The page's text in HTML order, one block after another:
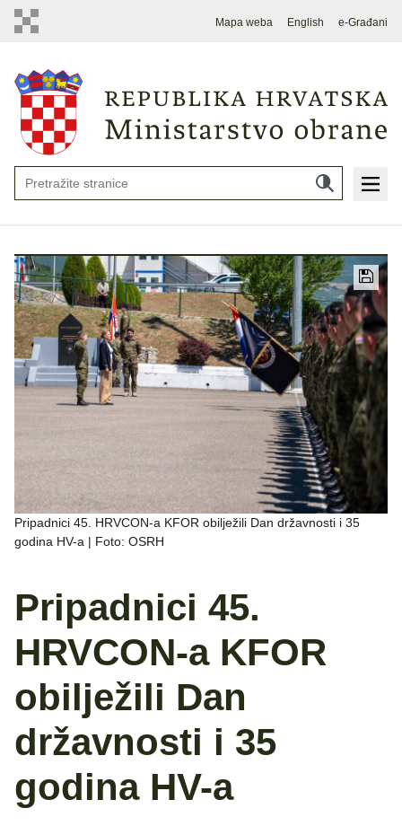
Mapa weba English e-Građani
Pripadnici 45. HRVCON-a KFOR obilježili Dan državnosti i 35
godina HV-a | Foto: OSRH
Pripadnici 45.
HRVCON-a KFOR
obilježili Dan
državnosti i 35
godina HV-a